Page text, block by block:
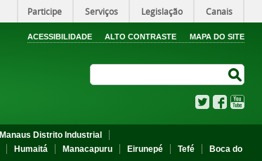
Participe Serviços Legislação Canais
ACESSIBILIDADE ALTO CONTRASTE MAPA DO SITE
TwitterFacebook
Manaus Distrito Industrial
Humaitá Manacapuru Eirunepé Tefé
Boca do